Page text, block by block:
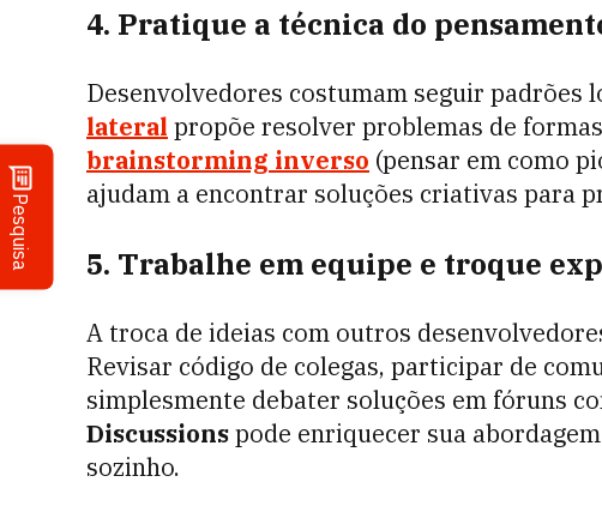
Pesquisa
4. Pratique a técnica do
Desenvolvedores costumam seguir padrões
lateral propõe resolver problemas de
brainstorming inverso (pensar em como
ajudam a encontrar soluções criativas para
5. Trabalhe em equipe e troque
A troca de ideias com outros
Revisar código de colegas, participar de
simplesmente debater soluções em fóruns
Discussionspode enriquecer sua
sozinho.